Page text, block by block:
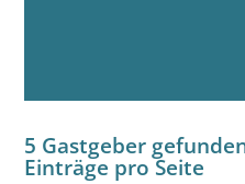
5 Gastgeber
Einträge pro Seite